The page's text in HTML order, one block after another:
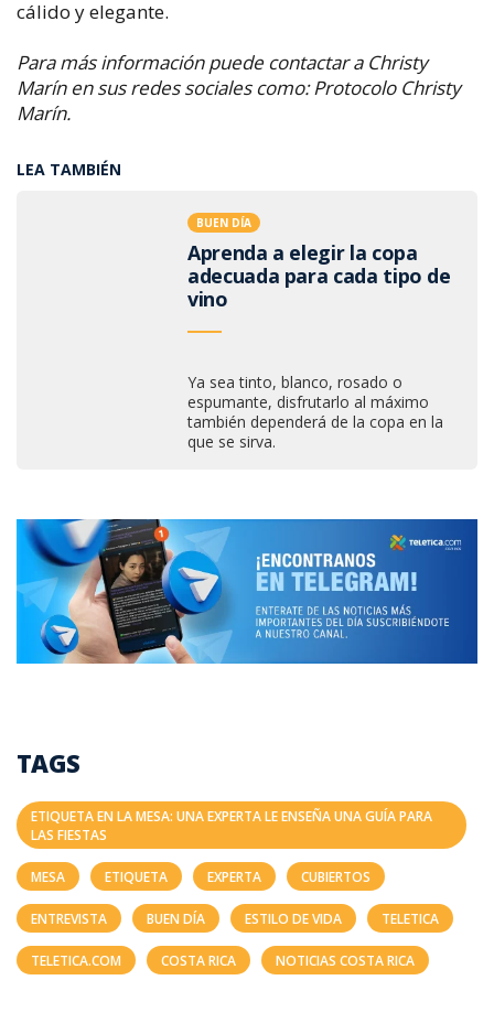
cálido y elegante.
Para más información puede contactar a Christy
Marín en sus redes sociales como: Protocolo Christy
Marín.
LEA TAMBIÉN
BUEN DÍA
Aprenda a elegir la copa
adecuada para cada tipo de
vino
Ya sea tinto, blanco, rosado o
espumante, disfrutarlo al máximo
también dependerá de la copa en la
que se sirva.
TAGS
ETIQUETA EN LA MESA: UNA EXPERTA LE ENSEÑA UNA GUÍA PARA
LAS FIESTAS
MESA ETIQUETA EXPERTA CUBIERTOS
ENTREVISTA BUEN DÍA ESTILO DE VIDA TELETICA
TELETICA.COM COSTA RICA NOTICIAS COSTA RICA